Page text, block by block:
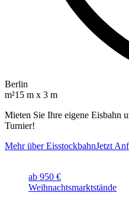
Berlin
m²15 m x 3 m
Mieten Sie Ihre eigene Eisbahn
Turnier!
Mehr über EisstockbahnJetzt
ab 950 €
Weihnachtsmarktstände